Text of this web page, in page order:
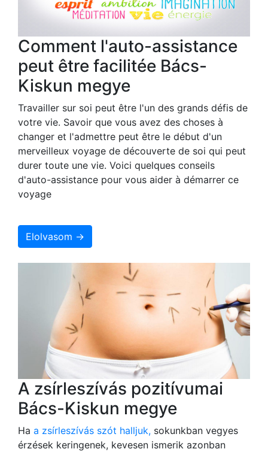
Comment l'auto-assistance
peut être facilitée Bács-
Kiskun megye
Travailler sur soi peut être l'un des grands défis de
votre vie. Savoir que vous avez des choses à
changer et l'admettre peut être le début d'un
merveilleux voyage de découverte de soi qui peut
durer toute une vie. Voici quelques conseils
d'auto-assistance pour vous aider à démarrer ce
voyage
Elolvasom →
A zsírleszívás pozitívumai
Bács-Kiskun megye
Ha a zsírleszívás szót halljuk, sokunkban vegyes
érzések keringenek, kevesen ismerik azonban